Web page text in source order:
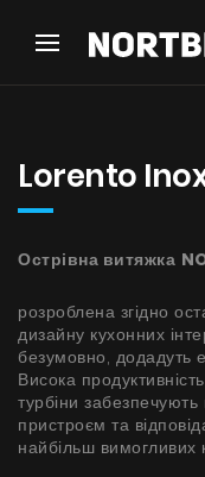
Назад
Витяжки
Витяжки Вбудовані
Витяжки
Витяжки
Витяжки
Витяжки
Витяжки
Витяжки
Аксесуари
Назад
Lorento
Острівна витяжка
розроблена згідно
дизайну кухонних
безумовно, додадуть
Висока
турбіни
пристроєм та
найбільш вимогливих